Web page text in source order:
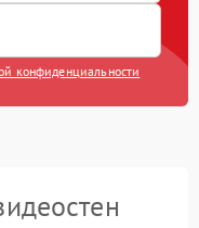
конфиденциальности